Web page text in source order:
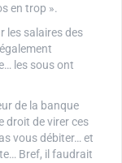
en trop ».
les salaires des
les sous ont
de la banque
droit de virer ces
vous débiter… et
Bref, il faudrait